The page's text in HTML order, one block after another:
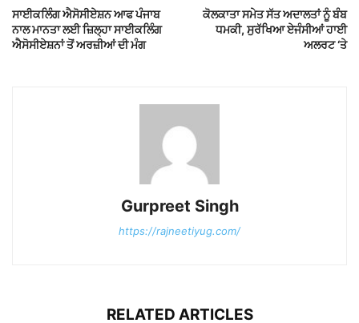
ਸਾਈਕਲਿੰਗ ਐਸੋਸੀਏਸ਼ਨ ਆਫ ਪੰਜਾਬ
ਨਾਲ ਮਾਨਤਾ ਲਈ ਜ਼ਿਲ੍ਹਾ ਸਾਈਕਲਿੰਗ
ਐਸੋਸੀਏਸ਼ਨਾਂ ਤੋਂ ਅਰਜ਼ੀਆਂ ਦੀ ਮੰਗ
ਕੋਲਕਾਤਾ ਸਮੇਤ ਸੱਤ ਅਦਾਲਤਾਂ ਨੂੰ ਬੰਬ
ਧਮਕੀ, ਸੁਰੱਖਿਆ ਏਜੰਸੀਆਂ ਹਾਈ
ਅਲਰਟ ‘ਤੇ
Gurpreet Singh
https://rajneetiyug.com/
RELATED ARTICLES